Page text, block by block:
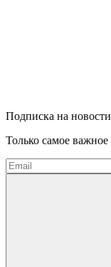
Подписка на новости
Только самое важное